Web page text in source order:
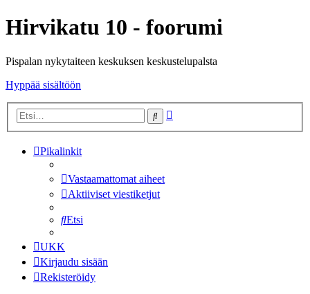
Hirvikatu 10 - foorumi
Pispalan nykytaiteen keskuksen keskustelupalsta
Hyppää sisältöön
Etsi
Pikalinkit
Vastaamattomat aiheet
Aktiiviset viestiketjut
Etsi
UKK
Kirjaudu sisään
Rekisteröidy